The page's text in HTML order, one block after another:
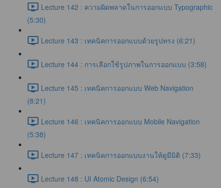
Lecture 142 : ความผิดพลาดในการออกแบบ Typographic
(5:30)
Lecture 143 : เทคนิคการออกแบบด้วยรูปทรง (6:21)
Lecture 144 : การเลือกใช้รูปภาพในการออกแบบ (3:58)
Lecture 145 : เทคนิคการออกแบบ Web Navigation
(8:21)
Lecture 146 : เทคนิคการออกแบบ Mobile Navigation
(5:38)
Lecture 147 : เทคนิคการออกแบบงานให้ดูมีมิติ (7:33)
Lecture 148 : UI Atomic Design (6:54)